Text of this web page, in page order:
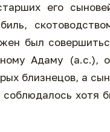
его
был
Адаму (а.с.),
близнецов, а
соблюдалось хотя